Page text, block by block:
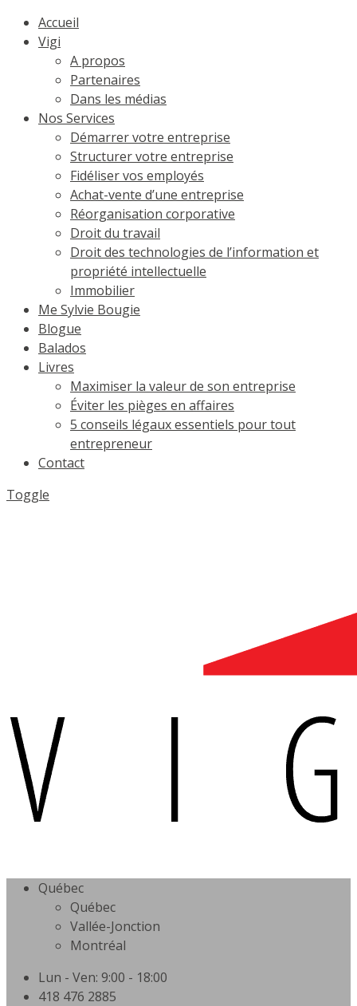
Accueil
Vigi
A propos
Partenaires
Dans les médias
Nos Services
Démarrer votre entreprise
Structurer votre entreprise
Fidéliser vos employés
Achat-vente d’une entreprise
Réorganisation corporative
Droit du travail
Droit des technologies de l’information et
propriété intellectuelle
Immobilier
Me Sylvie Bougie
Blogue
Balados
Livres
Maximiser la valeur de son entreprise
Éviter les pièges en affaires
5 conseils légaux essentiels pour tout
entrepreneur
Contact
Toggle
Québec
Québec
Vallée-Jonction
Montréal
Lun - Ven: 9:00 - 18:00
418 476 2885